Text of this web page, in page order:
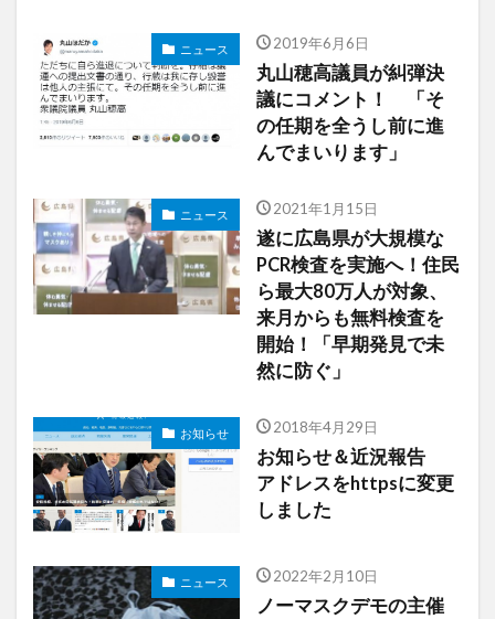
ニュース 2019年6月6日
丸山穂高議員が糾弾決
議にコメント！ 「そ
の任期を全うし前に進
んでまいります」
ニュース 2021年1月15日
遂に広島県が大規模な
PCR検査を実施へ！住民
ら最大80万人が対象、
来月からも無料検査を
開始！「早期発見で未
然に防ぐ」
お知らせ 2018年4月29日
お知らせ＆近況報告
アドレスをhttpsに変更
しました
ニュース 2022年2月10日
ノーマスクデモの主催